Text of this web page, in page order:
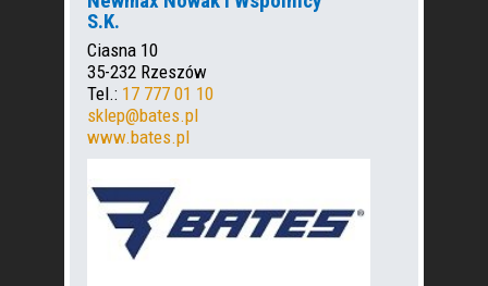
S.K.
Ciasna 10
35-232 Rzeszów
Tel.: 17 777 01 10
sklep@bates.pl
www.bates.pl